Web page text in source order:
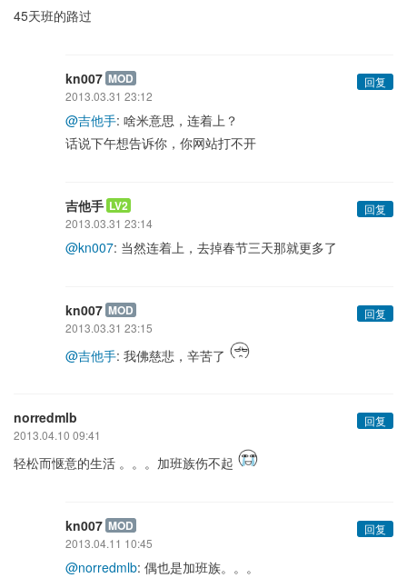
45天班的路过
kn007 MOD
回复
2013.03.31 23:12
@吉他手: 啥米意思，连着上？
话说下午想告诉你，你网站打不开
吉他手 LV2
回复
2013.03.31 23:14
@kn007: 当然连着上，去掉春节三天那就更多了
kn007 MOD
回复
2013.03.31 23:15
@吉他手: 我佛慈悲，辛苦了
norredmlb
回复
2013.04.10 09:41
轻松而惬意的生活 。。。加班族伤不起
kn007 MOD
回复
2013.04.11 10:45
@norredmlb: 偶也是加班族。。。